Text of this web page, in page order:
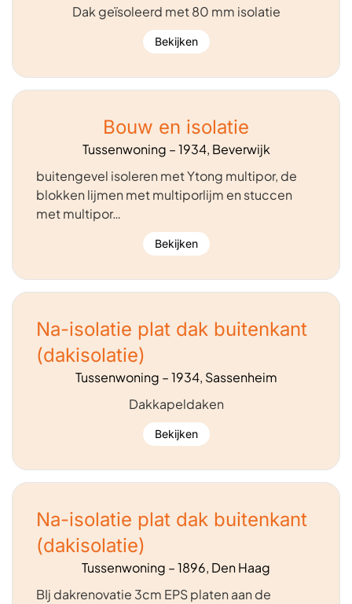
Dak geïsoleerd met 80 mm isolatie
Bekijken
Bouw en isolatie
Tussenwoning – 1934, Beverwijk
buitengevel isoleren met Ytong multipor, de
blokken lijmen met multiporlijm en stuccen
met multipor…
Bekijken
Na-isolatie plat dak buitenkant
(dakisolatie)
Tussenwoning – 1934, Sassenheim
Dakkapeldaken
Bekijken
Na-isolatie plat dak buitenkant
(dakisolatie)
Tussenwoning – 1896, Den Haag
BIj dakrenovatie 3cm EPS platen aan de